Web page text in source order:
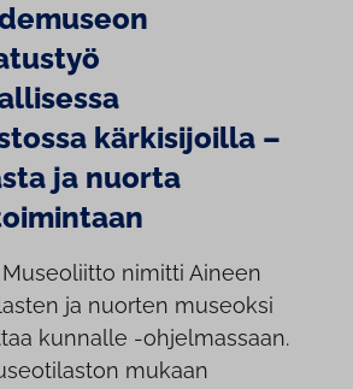
kärkisijoilla –
ja nuorta
nimitti Aineen
ja nuorten museoksi
kunnalle -ohjelmassaan.
mukaan